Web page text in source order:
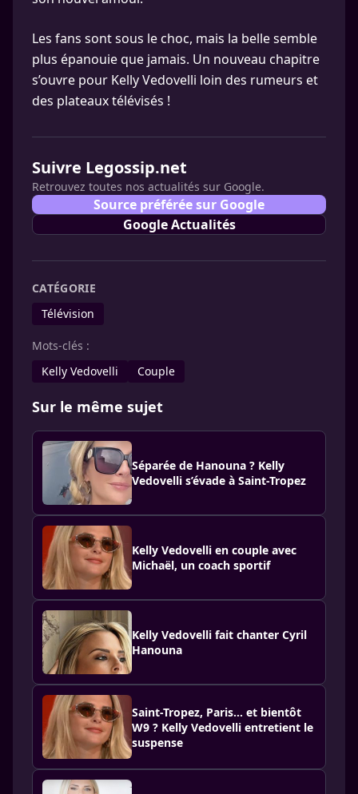
Les fans sont sous le choc, mais la belle semble
plus épanouie que jamais. Un nouveau chapitre
s’ouvre pour Kelly Vedovelli loin des rumeurs et
des plateaux télévisés !
Suivre Legossip.net
Retrouvez toutes nos actualités sur Google.
Source préférée sur Google
Google Actualités
CATÉGORIE
Télévision
Mots-clés :
Kelly Vedovelli
Couple
Sur le même sujet
Séparée de Hanouna ? Kelly
Vedovelli s’évade à Saint-Tropez
Kelly Vedovelli en couple avec
Michaël, un coach sportif
Kelly Vedovelli fait chanter Cyril
Hanouna
Saint-Tropez, Paris… et bientôt
W9 ? Kelly Vedovelli entretient le
suspense